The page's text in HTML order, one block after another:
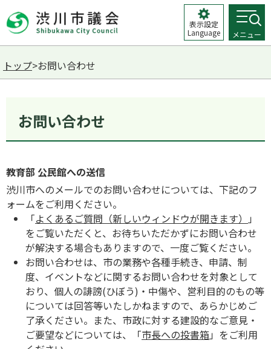
表示設定
Language
メニュー
トップ>お問い合わせ
お問い合わせ
教育部 公民館への送信
渋川市へのメールでのお問い合わせについては、下記のフ
ォームをご利用ください。
「よくあるご質問（新しいウィンドウが開きます）
」
をご覧いただくと、お待ちいただかずにお問い合わせ
が解決する場合もありますので、一度ご覧ください。
お問い合わせは、市の業務や各種手続き、申請、制
度、イベントなどに関するお問い合わせを対象として
おり、個人の誹謗(ひぼう)・中傷や、営利目的のもの等
については回答等いたしかねますので、あらかじめご
了承ください。また、市政に対する建設的なご意見・
ご要望などについては、「市長への投書箱」をご利用